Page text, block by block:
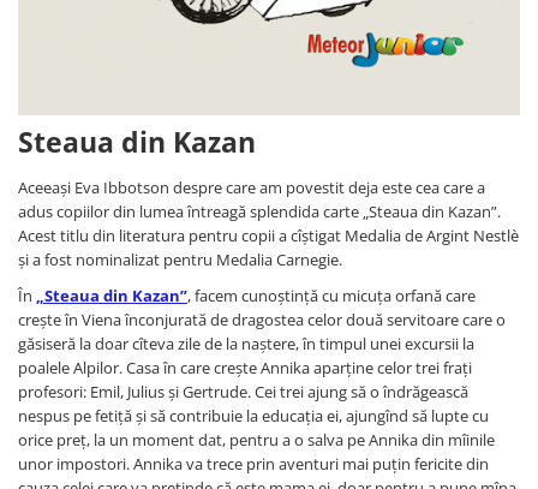
Steaua din Kazan
Aceeași Eva Ibbotson despre care am povestit deja este cea care a
adus copiilor din lumea întreagă splendida carte „Steaua din Kazan”.
Acest titlu din literatura pentru copii a cîștigat Medalia de Argint Nestlè
și a fost nominalizat pentru Medalia Carnegie.
În „Steaua din Kazan”, facem cunoștință cu micuța orfană care
crește în Viena înconjurată de dragostea celor două servitoare care o
găsiseră la doar cîteva zile de la naștere, în timpul unei excursii la
poalele Alpilor. Casa în care crește Annika aparține celor trei frați
profesori: Emil, Julius și Gertrude. Cei trei ajung să o îndrăgească
nespus pe fetiță și să contribuie la educația ei, ajungînd să lupte cu
orice preț, la un moment dat, pentru a o salva pe Annika din mîinile
unor impostori. Annika va trece prin aventuri mai puțin fericite din